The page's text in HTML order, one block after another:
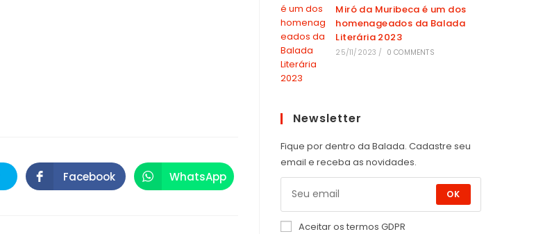
Facebook WhatsApp
Miró da Muribeca é um dos
homenageados da Balada
Literária 2023
25/11/2023 / 0 COMMENTS
Newsletter
Fique por dentro da Balada. Cadastre seu
email e receba as novidades.
OK
Aceitar os termos GDPR